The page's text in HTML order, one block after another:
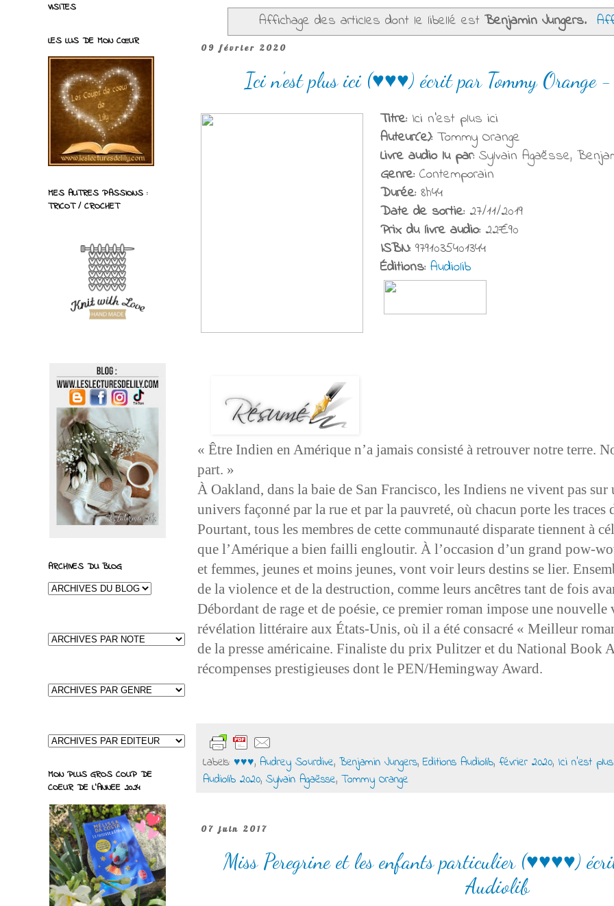
Affichage des articles dont le libellé estBenjamin Jungers.
09 février 2020
Ici n'est plus ici (♥♥♥) écrit par Tommy Orange
Titre: Ici n'est plus ici
Auteur(e): Tommy Orange
Livre audio lu par: Sylvain Agaësse,
Genre: Contemporain
Durée: 8h44
Date de sortie: 27/11/2019
Prix du livre audio: 22€90
ISBN: 9791035401344
Éditions: Audiolib
« Être Indien en Amérique n’a jamais consisté à retrouver notre terre.
part. »
À Oakland, dans la baie de San Francisco, les Indiens ne vivent pas sur
univers façonné par la rue et par la pauvreté, où chacun porte les traces
Pourtant, tous les membres de cette communauté disparate tiennent à
que l’Amérique a bien failli engloutir. À l’occasion d’un grand pow-
et femmes, jeunes et moins jeunes, vont voir leurs destins se lier.
de la violence et de la destruction, comme leurs ancêtres tant de fois
Débordant de rage et de poésie, ce premier roman impose une
révélation littéraire aux États-Unis, où il a été consacré « Meilleur
de la presse américaine. Finaliste du prix Pulitzer et du National Book
récompenses prestigieuses dont le PEN/Hemingway Award.
Labels: ♥♥♥, Audrey Sourdive, Benjamin Jungers, Editions Audiolib, février 2020, Ici n'est
Audiolib 2020, Sylvain Agaësse, Tommy Orange
07 juin 2017
Miss Peregrine et les enfants particulier (♥♥♥♥)
Audiolib
VISITES
LES LUS DE MON CŒUR
MES AUTRES PASSIONS :
TRICOT / CROCHET
ARCHIVES DU BLOG
MON PLUS GROS COUP DE
COEUR DE L'ANNEE 2024